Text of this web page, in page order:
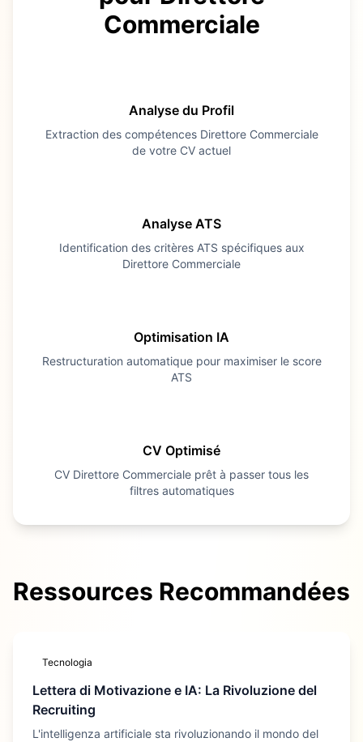
Commerciale
Analyse du Profil
Extraction des compétences Direttore Commerciale
de votre CV actuel
Analyse ATS
Identification des critères ATS spécifiques aux
Direttore Commerciale
Optimisation IA
Restructuration automatique pour maximiser le score
ATS
CV Optimisé
CV Direttore Commerciale prêt à passer tous les
filtres automatiques
Ressources Recommandées
Tecnologia
Lettera di Motivazione e IA: La Rivoluzione del
Recruiting
L'intelligenza artificiale sta rivoluzionando il mondo del